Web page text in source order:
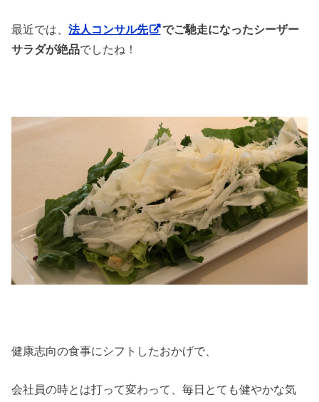
最近では、法人コンサル先
でご馳走になったシーザー
サラダが絶品でしたね！
健康志向の食事にシフトしたおかげで、
会社員の時とは打って変わって、毎日とても健やかな気